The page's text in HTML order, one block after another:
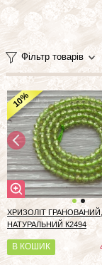
Фільтр товарів
10%
ХРИЗОЛІТ ГРАНОВАНИЙ,
НАТУРАЛЬНИЙ К2494
В КОШИК